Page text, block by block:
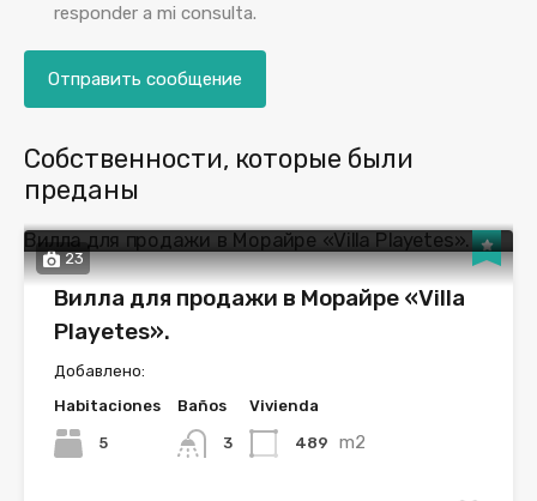
responder a mi consulta.
Собственности, которые были
преданы
23
Вилла для продажи в Морайре «Villa
Playetes».
Добавлено:
Habitaciones
5
Baños
3
Vivienda
489 m2